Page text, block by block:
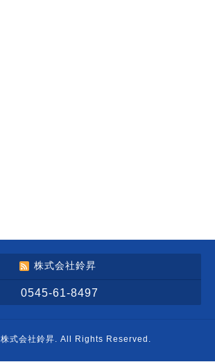
株式会社鈴昇
0545-61-8497
株式会社鈴昇. All Rights Reserved.